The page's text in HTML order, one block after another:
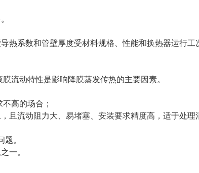
系数和管壁厚度受材料规格、性能和换热器运行工
流动特性是影响降膜蒸发传热的主要因素。
高的场合；
流动阻力大、易堵塞、安装要求精度高，适于处理
。
一。